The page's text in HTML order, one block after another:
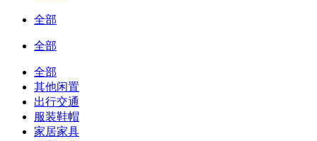
全部
全部
全部
其他闲置
出行交通
服装鞋帽
家居家具